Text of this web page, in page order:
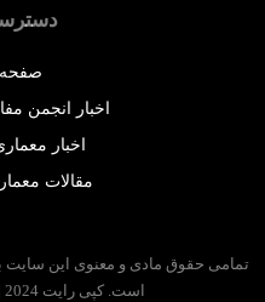
دسترسی
صفحه نخست
اخبار انجمن مفاخر
اخبار معماری و
مقالات معماری و
حقوق مادی و معنوی این سایت برای
است. کپی رایت 2024 | طراحی و توسعه توسط